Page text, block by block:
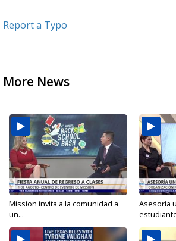
Report a Typo
More News
Mission invita a la comunidad a
un...
Asesoría